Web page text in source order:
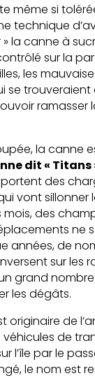
même si
technique
la canne à
sur la
les
se trouveraient
ramasser
la canne
dit « Titans
des
vont sillonner
des
ne
années, de
sur les
grand
les dégâts.
originaire de
de
l’île par le
le nom est